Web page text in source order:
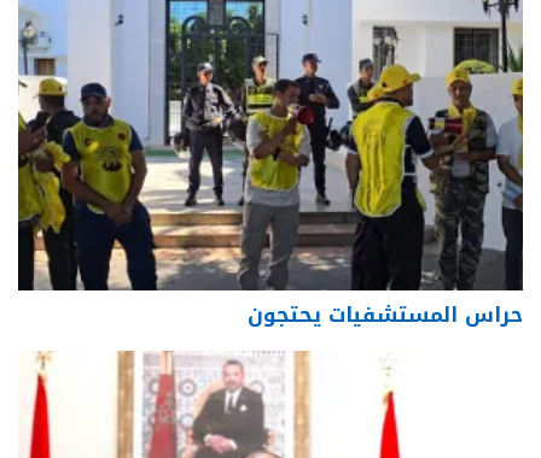
حراس المستشفيات يحتجون